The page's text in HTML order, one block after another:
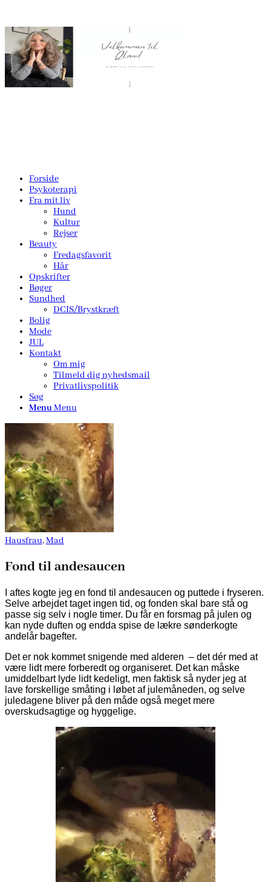
Forside
Psykoterapi
Fra mit liv
Hund
Kultur
Rejser
Beauty
Fredagsfavorit
Hår
Opskrifter
Bøger
Sundhed
DCIS/Brystkræft
Bolig
Mode
JUL
Kontakt
Om mig
Tilmeld dig nyhedsmail
Privatlivspolitik
Søg
MenuMenu
Hausfrau,Mad
Fond til andesaucen
I aftes kogte jeg en fond til andesaucen og puttede i fryseren.
Selve arbejdet taget ingen tid, og fonden skal bare stå og
passe sig selv i nogle timer. Du får en forsmag på julen og
kan nyde duften og endda spise de lækre sønderkogte
andelår bagefter.
Det er nok kommet snigende med alderen – det dér med at
være lidt mere forberedt og organiseret. Det kan måske
umiddelbart lyde lidt kedeligt, men faktisk så nyder jeg at
lave forskellige småting i løbet af julemåneden, og selve
juledagene bliver på den måde også meget mere
overskudsagtige og hyggelige.